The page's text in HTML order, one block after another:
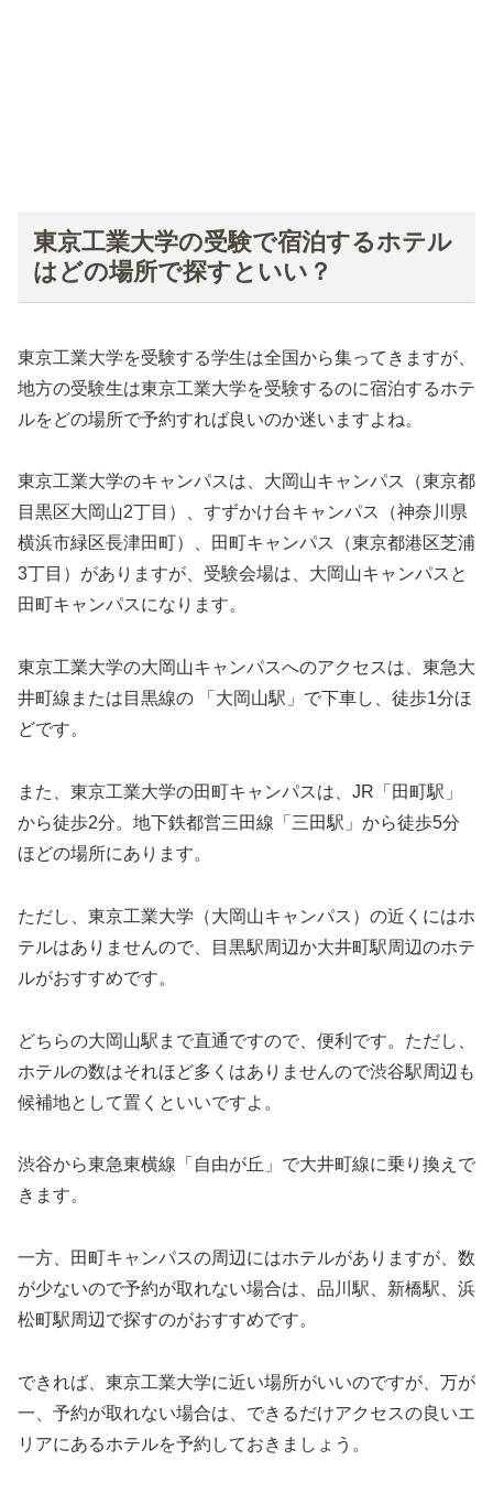
東京工業大学の受験で宿泊するホテル
はどの場所で探すといい？
東京工業大学を受験する学生は全国から集ってきますが、
地方の受験生は東京工業大学を受験するのに宿泊するホテ
ルをどの場所で予約すれば良いのか迷いますよね。
東京工業大学のキャンパスは、大岡山キャンパス（東京都
目黒区大岡山2丁目）、すずかけ台キャンパス（神奈川県
横浜市緑区長津田町）、田町キャンパス（東京都港区芝浦
3丁目）がありますが、受験会場は、大岡山キャンパスと
田町キャンパスになります。
東京工業大学の大岡山キャンパスへのアクセスは、東急大
井町線または目黒線の 「大岡山駅」で下車し、徒歩1分ほ
どです。
また、東京工業大学の田町キャンパスは、JR「田町駅」
から徒歩2分。地下鉄都営三田線「三田駅」から徒歩5分
ほどの場所にあります。
ただし、東京工業大学（大岡山キャンパス）の近くにはホ
テルはありませんので、目黒駅周辺か大井町駅周辺のホテ
ルがおすすめです。
どちらの大岡山駅まで直通ですので、便利です。ただし、
ホテルの数はそれほど多くはありませんので渋谷駅周辺も
候補地として置くといいですよ。
渋谷から東急東横線「自由が丘」で大井町線に乗り換えで
きます。
一方、田町キャンパスの周辺にはホテルがありますが、数
が少ないので予約が取れない場合は、品川駅、新橋駅、浜
松町駅周辺で探すのがおすすめです。
できれば、東京工業大学に近い場所がいいのですが、万が
一、予約が取れない場合は、できるだけアクセスの良いエ
リアにあるホテルを予約しておきましょう。